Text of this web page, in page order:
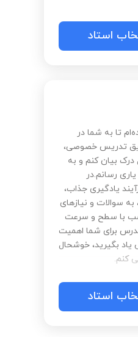
استاد
آماده‌ام تا به شما در
تدریس خصوصی،
بیان کنم و به
رسانم.در
یادگیری جذاب،
سوالات و نیازهای
با سطح و سرعت
برای شما اهمیت
بگیرید، خوشحال
کنم.
استاد